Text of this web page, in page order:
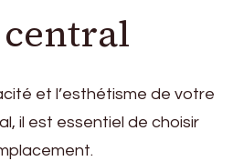
et l’esthétisme de votre
il est essentiel de choisir